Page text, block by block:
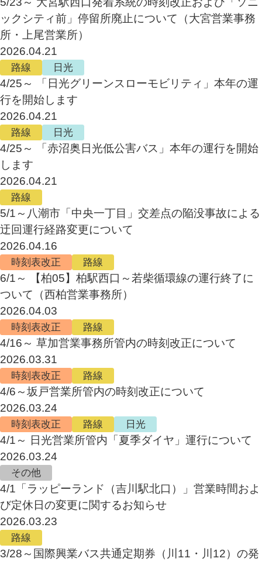
ックシティ前」停留所廃止について（大宮営業事務
所・上尾営業所）
2026.04.21
路線 日光
4/25～ 「日光グリーンスローモビリティ」本年の運
行を開始します
2026.04.21
路線 日光
4/25～ 「赤沼奥日光低公害バス」本年の運行を開始
します
2026.04.21
路線
5/1～八潮市「中央一丁目」交差点の陥没事故による
迂回運行経路変更について
2026.04.16
時刻表改正 路線
6/1～ 【柏05】柏駅西口～若柴循環線の運行終了に
ついて（西柏営業事務所）
2026.04.03
時刻表改正 路線
4/16～ 草加営業事務所管内の時刻改正について
2026.03.31
時刻表改正 路線
4/6～坂戸営業所管内の時刻改正について
2026.03.24
時刻表改正 路線 日光
4/1～ 日光営業所管内「夏季ダイヤ」運行について
2026.03.24
その他
4/1「ラッピーランド（吉川駅北口）」営業時間およ
び定休日の変更に関するお知らせ
2026.03.23
路線
3/28～国際興業バス共通定期券（川11・川12）の発